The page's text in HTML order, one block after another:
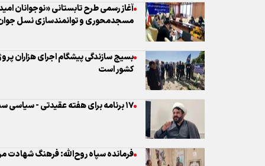
فرمانده سپاه روح‌الله: فرهنگ شهادت